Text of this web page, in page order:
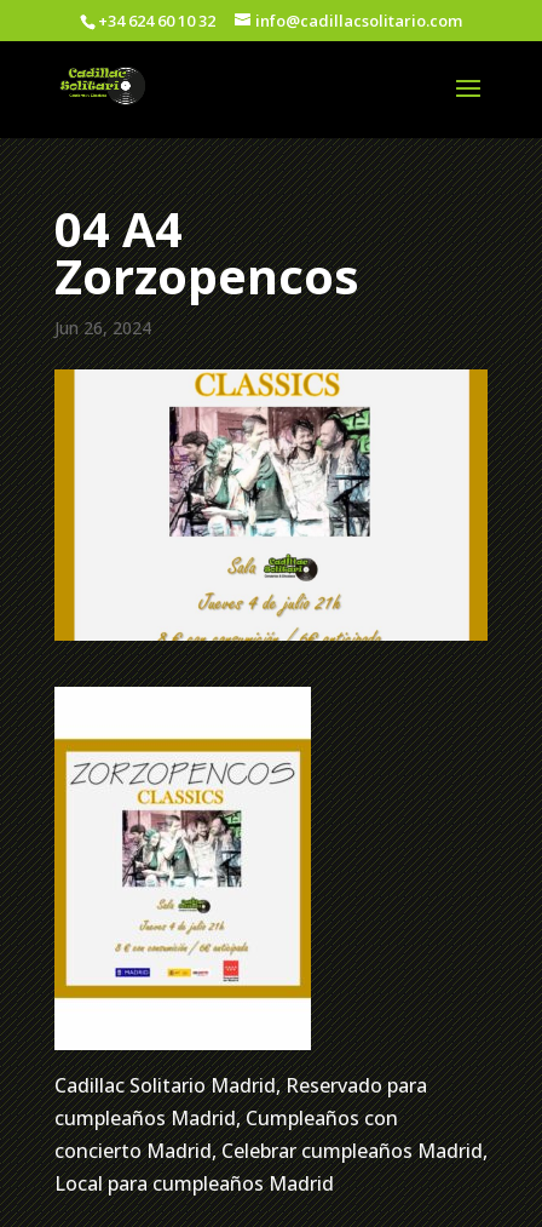
+34 624 60 10 32 info@cadillacsolitario.com
04 A4
Zorzopencos
Jun 26, 2024
Cadillac Solitario Madrid, Reservado para
cumpleaños Madrid, Cumpleaños con
concierto Madrid, Celebrar cumpleaños Madrid,
Local para cumpleaños Madrid